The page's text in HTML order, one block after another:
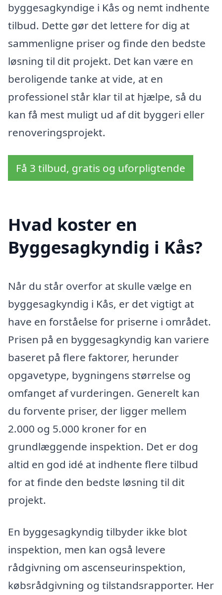
byggesagkyndige i Kås og nemt indhente
tilbud. Dette gør det lettere for dig at
sammenligne priser og finde den bedste
løsning til dit projekt. Det kan være en
beroligende tanke at vide, at en
professionel står klar til at hjælpe, så du
kan få mest muligt ud af dit byggeri eller
renoveringsprojekt.
Få 3 tilbud, gratis og uforpligtende
Hvad koster en
Byggesagkyndig i Kås?
Når du står overfor at skulle vælge en
byggesagkyndig i Kås, er det vigtigt at
have en forståelse for priserne i området.
Prisen på en byggesagkyndig kan variere
baseret på flere faktorer, herunder
opgavetype, bygningens størrelse og
omfanget af vurderingen. Generelt kan
du forvente priser, der ligger mellem
2.000 og 5.000 kroner for en
grundlæggende inspektion. Det er dog
altid en god idé at indhente flere tilbud
for at finde den bedste løsning til dit
projekt.
En byggesagkyndig tilbyder ikke blot
inspektion, men kan også levere
rådgivning om ascenseurinspektion,
købsrådgivning og tilstandsrapporter. Her